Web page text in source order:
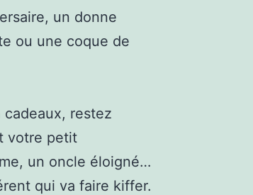
un donne
ou une coque de
cadeaux, restez
votre petit
un oncle éloigné…
qui va faire kiffer.